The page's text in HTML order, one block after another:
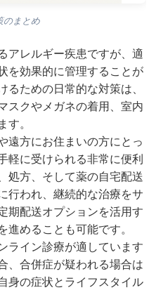
のまとめ
アレルギー疾患ですが、適
を効果的に管理することが
ための日常的な対策は、
スクやメガネの着用、室内
。
遠方にお住まいの方にとっ
軽に受けられる非常に便利
処方、そして薬の自宅配送
行われ、継続的な治療をサ
期配送オプションを活用す
進めることも可能です。
ライン診療が適しています
、合併症が疑われる場合は
身の症状とライフスタイル